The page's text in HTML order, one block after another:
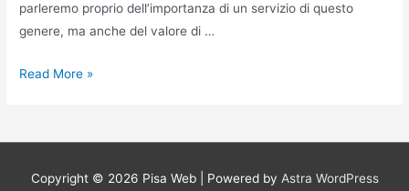
parleremo proprio dell’importanza di un servizio di questo
genere, ma anche del valore di …
Disinfestazioni
Ovest
Read More »
Copyright © 2026 Pisa Web| Powered by Astra WordPress